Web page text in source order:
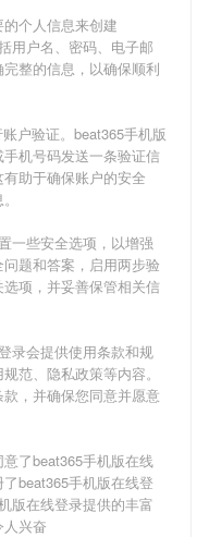
个人信息来创建
用户名、密码、电子邮
整的信息，以确保顺利
户验证。 beat365手机版
机号码发送一条验证信
助于确保账户的安全
一些安全选项，以增强
题和答案，启用两步验
项，并妥善保管相关信
录会提供使用条款和规
范、隐私政策等内容。
，并确保您同意并愿意
了beat365手机版在线
beat365手机版在线登
版在线登录提供的丰富
兴奋